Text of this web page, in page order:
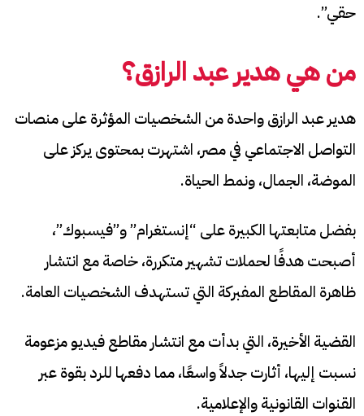
حقي”.
من هي هدير عبد الرازق؟
هدير عبد الرازق واحدة من الشخصيات المؤثرة على منصات
التواصل الاجتماعي في مصر، اشتهرت بمحتوى يركز على
الموضة، الجمال، ونمط الحياة.
بفضل متابعتها الكبيرة على “إنستغرام” و”فيسبوك”،
أصبحت هدفًا لحملات تشهير متكررة، خاصة مع انتشار
ظاهرة المقاطع المفبركة التي تستهدف الشخصيات العامة.
القضية الأخيرة، التي بدأت مع انتشار مقاطع فيديو مزعومة
نسبت إليها، أثارت جدلاً واسعًا، مما دفعها للرد بقوة عبر
القنوات القانونية والإعلامية.